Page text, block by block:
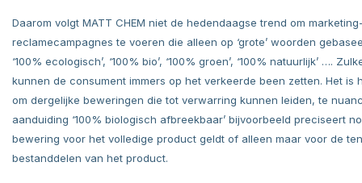
Daarom volgt MATT CHEM niet de hedendaagse trend om
reclamecampagnes te voeren die alleen op ‘grote’ woorden
‘100% ecologisch’, ‘100% bio’, ‘100% groen’, ‘100% natuurlijk’ ….
kunnen de consument immers op het verkeerde been zetten. Het is
om dergelijke beweringen die tot verwarring kunnen leiden, te
aanduiding ‘100% biologisch afbreekbaar’ bijvoorbeeld preciseert
bewering voor het volledige product geldt of alleen maar voor de
bestanddelen van het product.